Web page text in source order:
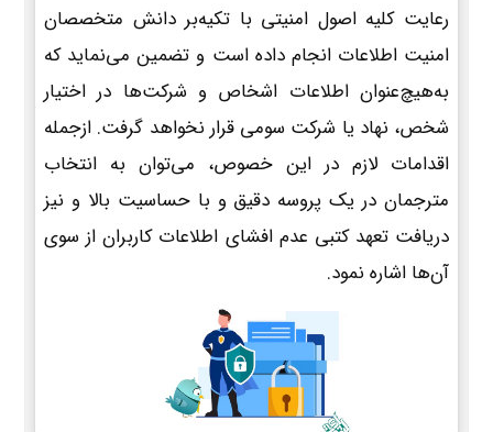
رعایت کلیه اصول امنیتی با تکیه‌بر دانش متخصصان
امنیت اطلاعات انجام داده است و تضمین می‌نماید که
به‌هیچ‌عنوان اطلاعات اشخاص و شرکت‌ها در اختیار
شخص، نهاد یا شرکت سومی قرار نخواهد گرفت. ازجمله
اقدامات لازم در این خصوص، می‌توان به انتخاب
مترجمان در یک پروسه دقیق و با حساسیت بالا و نیز
دریافت تعهد کتبی عدم افشای اطلاعات کاربران از سوی
آن‌ها اشاره نمود.